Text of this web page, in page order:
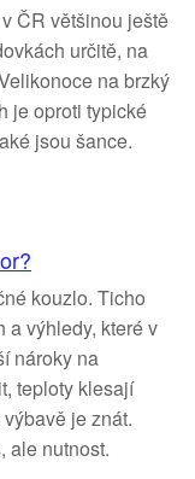
ČR většinou ještě
určitě, na
na brzký
je oproti typické
jsou šance.
kouzlo. Ticho
a výhledy, které v
nároky na
teploty klesají
je znát.
ale nutnost.